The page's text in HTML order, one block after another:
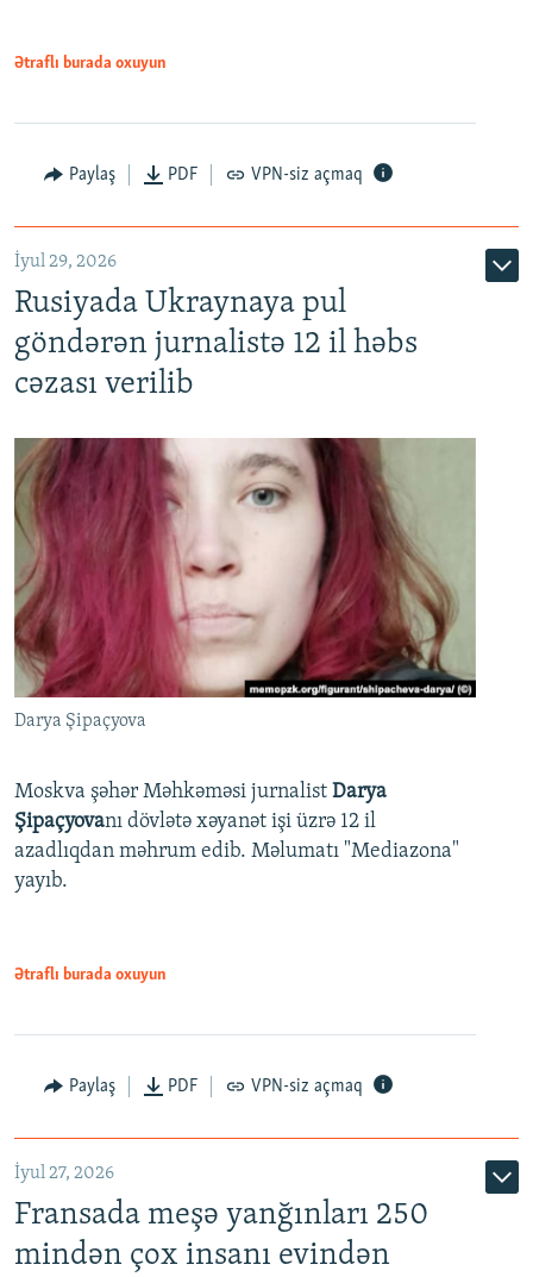
Ətraflı burada oxuyun
Paylaş PDF VPN-siz açmaq
İyul 29, 2026
Rusiyada Ukraynaya pul
göndərən jurnalistə 12 il həbs
cəzası verilib
Darya Şipaçyova
Moskva şəhər Məhkəməsi jurnalist Darya
Şipaçyovanı dövlətə xəyanət işi üzrə 12 il
azadlıqdan məhrum edib. Məlumatı "Mediazona"
yayıb.
Ətraflı burada oxuyun
Paylaş PDF VPN-siz açmaq
İyul 27, 2026
Fransada meşə yanğınları 250
mindən çox insanı evindən